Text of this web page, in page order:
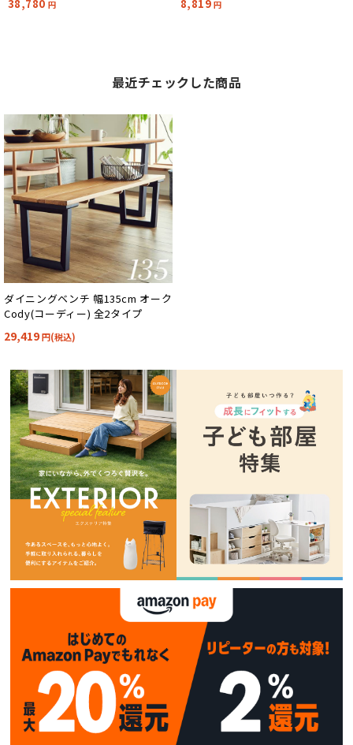
38,780 円
8,819円
最近チェックした商品
ダイニングベンチ 幅135cm オーク
Cody(コーディー) 全2タイプ
29,419円(税込)